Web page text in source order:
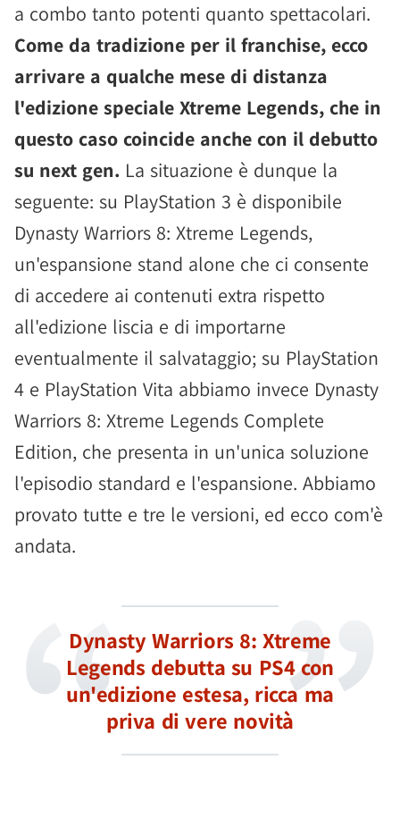
a combo tanto potenti quanto spettacolari.
Come da tradizione per il franchise, ecco
arrivare a qualche mese di distanza
l'edizione speciale Xtreme Legends, che in
questo caso coincide anche con il debutto
su next gen. La situazione è dunque la
seguente: su PlayStation 3 è disponibile
Dynasty Warriors 8: Xtreme Legends,
un'espansione stand alone che ci consente
di accedere ai contenuti extra rispetto
all'edizione liscia e di importarne
eventualmente il salvataggio; su PlayStation
4 e PlayStation Vita abbiamo invece Dynasty
Warriors 8: Xtreme Legends Complete
Edition, che presenta in un'unica soluzione
l'episodio standard e l'espansione. Abbiamo
provato tutte e tre le versioni, ed ecco com'è
andata.
Dynasty Warriors 8: Xtreme
Legends debutta su PS4 con
un'edizione estesa, ricca ma
priva di vere novità